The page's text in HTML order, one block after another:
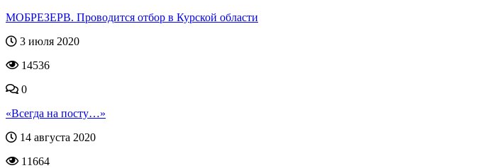
МОБРЕЗЕРВ. Проводится отбор в Курской области
3 июля 2020
14536
0
«Всегда на посту…»
14 августа 2020
11664